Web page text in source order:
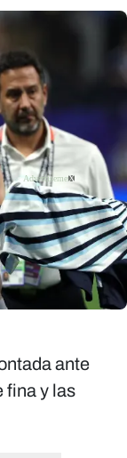
ante
fina y las
X